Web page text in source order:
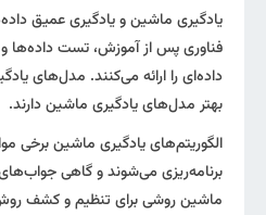
یادگیری ماشین و یادگیری عمیق
فناوری پس از آموزش، تست داده‌ها
داده‌ای را ارائه می‌‌کنند. مدل‌های
بهتر مدل‌های یادگیری ماشین دارند.
الگوریتم‌های یادگیری ماشین برخی
برنامه‌ریزی می‌شوند و گاهی
ماشین روشی برای تنظیم و کشف